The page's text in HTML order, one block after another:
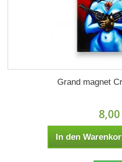
Grand magnet
In den